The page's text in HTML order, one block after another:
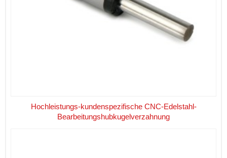
Hochleistungs-kundenspezifische CNC-Edelstahl-
Bearbeitungshubkugelverzahnung